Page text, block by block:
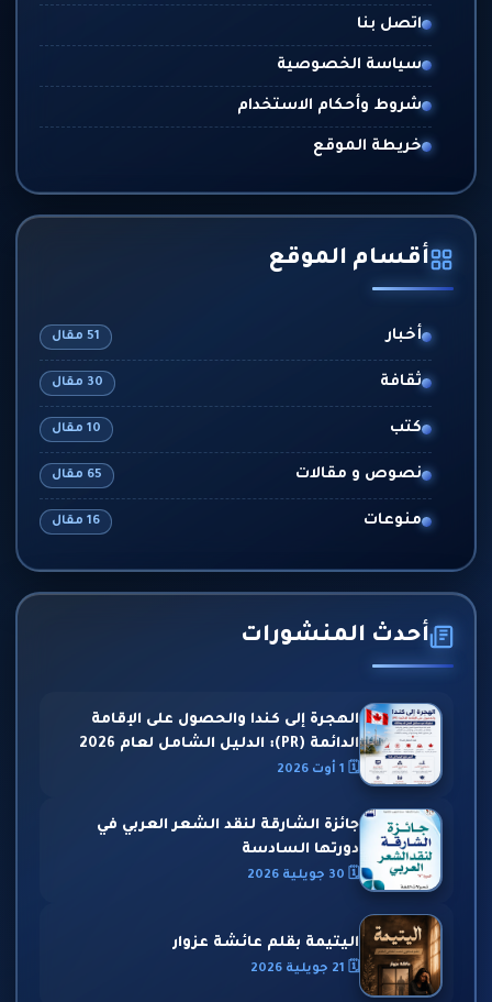
اتصل بنا
سياسة الخصوصية
شروط وأحكام الاستخدام
خريطة الموقع
أقسام الموقع
أخبار 51 مقال
ثقافة 30 مقال
كتب 10 مقال
نصوص و مقالات 65 مقال
منوعات 16 مقال
أحدث المنشورات
الهجرة إلى كندا والحصول على الإقامة
الدائمة (PR): الدليل الشامل لعام 2026
🗓 1 أوت 2026
جائزة الشارقة لنقد الشعر العربي في
دورتها السادسة
🗓 30 جويلية 2026
اليتيمة بقلم عائشة عزوار
🗓 21 جويلية 2026